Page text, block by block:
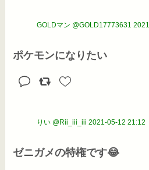
GOLDマン @GOLD17773631
ポケモンになりたい
りい @Rii_iii_iii 2021-05-12 21:12
ゼニガメの特権です😂